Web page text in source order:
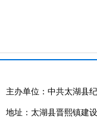
主办单位：中共太湖县
地址：太湖县晋熙镇建